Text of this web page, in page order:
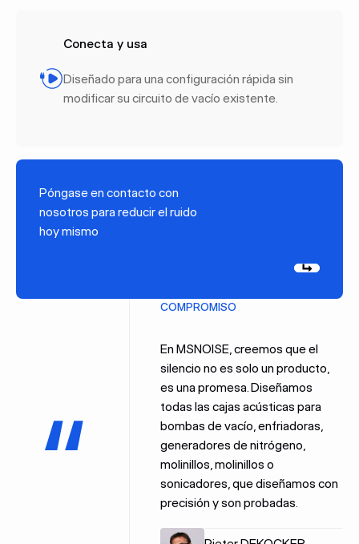
Conecta y usa
Diseñado para una configuración rápida sin
modificar su circuito de vacío existente.
Póngase en contacto con
nosotros para reducir el ruido
hoy mismo
Próxima
COMPROMISO
En MSNOISE, creemos que el
silencio no es solo un producto,
es una promesa. Diseñamos
todas las cajas acústicas para
bombas de vacío, enfriadoras,
generadores de nitrógeno,
molinillos, molinillos o
sonicadores, que diseñamos con
precisión y son probadas.